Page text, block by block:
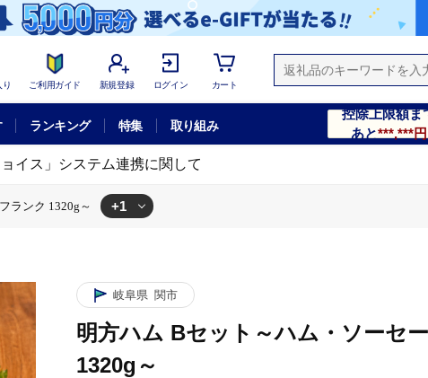
り ご利用ガイド 新規登録 ログイン カート
ランキング 特集 取り組み
控除上限額ま
あと***,***円
ョイス」システム連携に関して
ランク 1320g～ +1
岐阜県 関市
明方ハム Bセット～ハム・ソーセ
1320g～